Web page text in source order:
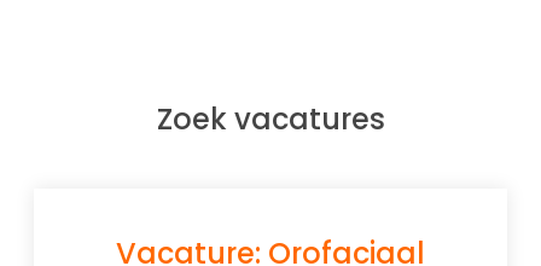
Zoek vacatures
Vacature: Orofaciaal